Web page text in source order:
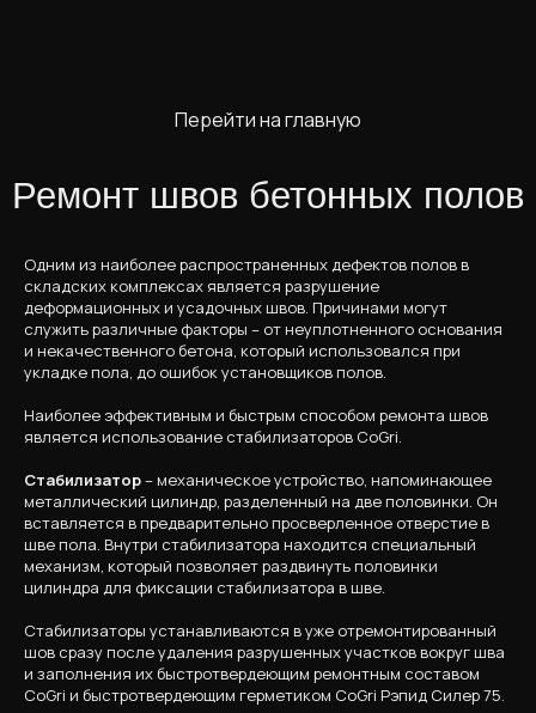
Перейти на главную
Ремонт швов бетонных полов
Одним из наиболее распространенных дефектов полов в
складских комплексах является разрушение
деформационных и усадочных швов. Причинами могут
служить различные факторы – от неуплотненного основания
и некачественного бетона, который использовался при
укладке пола, до ошибок установщиков полов.
Наиболее эффективным и быстрым способом ремонта швов
является использование стабилизаторов CoGri.
Стабилизатор– механическое устройство, напоминающее
металлический цилиндр, разделенный на две половинки. Он
вставляется в предварительно просверленное отверстие в
шве пола. Внутри стабилизатора находится специальный
механизм, который позволяет раздвинуть половинки
цилиндра для фиксации стабилизатора в шве.
Стабилизаторы устанавливаются в уже отремонтированный
шов сразу после удаления разрушенных участков вокруг шва
и заполнения их быстротвердеющим ремонтным составом
CoGri и быстротвердеющим герметиком CoGri Рэпид Силер 75.